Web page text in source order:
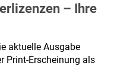
– Ihre
aktuelle Ausgabe
Print-Erscheinung als